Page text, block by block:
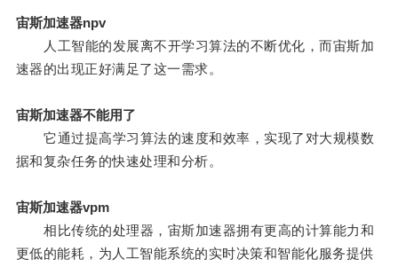
宙斯加速器npv
人工智能的发展离不开学习算法的不断优化，而宙斯加
速器的出现正好满足了这一需求。
宙斯加速器不能用了
它通过提高学习算法的速度和效率，实现了对大规模数
据和复杂任务的快速处理和分析。
宙斯加速器vpm
相比传统的处理器，宙斯加速器拥有更高的计算能力和
更低的能耗，为人工智能系统的实时决策和智能化服务提供